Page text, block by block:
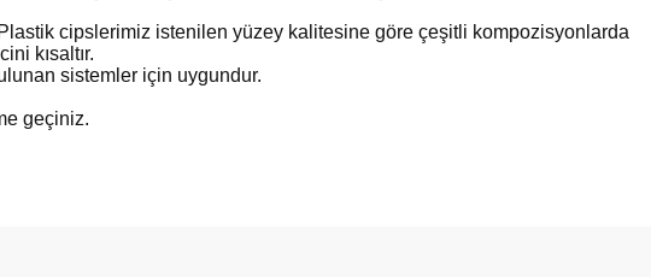
cipslerimiz istenilen yüzey kalitesine göre çeşitli kompozisyonlarda
kısaltır.
sistemler için uygundur.
geçiniz.